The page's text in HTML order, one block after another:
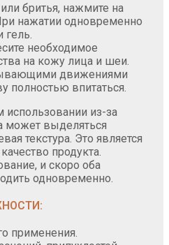
бритья, нажмите на
нажатии одновременно
необходимое
на кожу лица и шеи.
движениями
полностью впитаться.
из-за
может выделяться
текстура. Это является
продукта.
и скоро оба
одновременно.
применения.